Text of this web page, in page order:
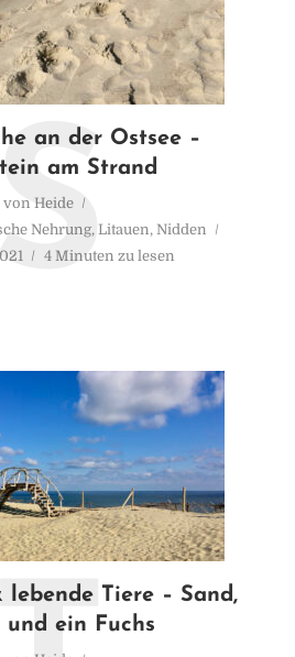
an der Ostsee –
am Strand
von Heide
Nehrung, Litauen, Nidden
4 Minuten zu lesen
lebende Tiere – Sand,
und ein Fuchs